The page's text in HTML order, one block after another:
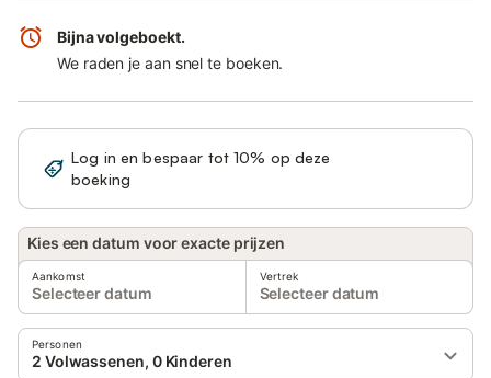
Bijna volgeboekt.
We raden je aan snel te boeken.
Log in en bespaar tot 10% op deze
boeking
Kies een datum voor exacte prijzen
Aankomst
Selecteer datum
Vertrek
Selecteer datum
Personen
2 Volwassenen, 0 Kinderen